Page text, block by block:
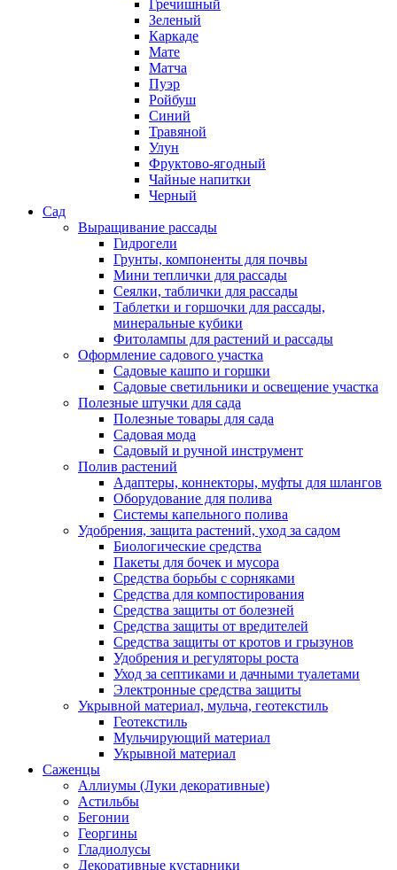
Гречишный
Зеленый
Каркаде
Мате
Матча
Пуэр
Ройбуш
Синий
Травяной
Улун
Фруктово-ягодный
Чайные напитки
Черный
Сад
Выращивание рассады
Гидрогели
Грунты, компоненты для почвы
Мини теплички для рассады
Сеялки, таблички для рассады
Таблетки и горшочки для рассады,
минеральные кубики
Фитолампы для растений и рассады
Оформление садового участка
Садовые кашпо и горшки
Садовые светильники и освещение участка
Полезные штучки для сада
Полезные товары для сада
Садовая мода
Садовый и ручной инструмент
Полив растений
Адаптеры, коннекторы, муфты для шлангов
Оборудование для полива
Системы капельного полива
Удобрения, защита растений, уход за садом
Биологические средства
Пакеты для бочек и мусора
Средства борьбы с сорняками
Средства для компостирования
Средства защиты от болезней
Средства защиты от вредителей
Средства защиты от кротов и грызунов
Удобрения и регуляторы роста
Уход за септиками и дачными туалетами
Электронные средства защиты
Укрывной материал, мульча, геотекстиль
Геотекстиль
Мульчирующий материал
Укрывной материал
Саженцы
Аллиумы (Луки декоративные)
Астильбы
Бегонии
Георгины
Гладиолусы
Декоративные кустарники